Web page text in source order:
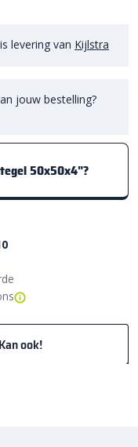
levering van Kijlstra
jouw bestelling?
50x50x4"?
ook!